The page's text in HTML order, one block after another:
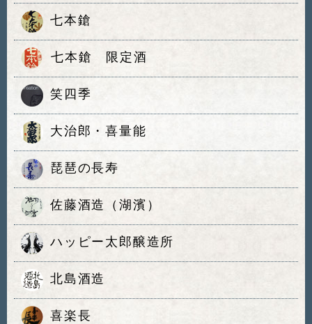
七本鎗
七本鎗 限定酒
笑四季
大治郎・喜量能
琵琶の長寿
佐藤酒造（湖濱）
ハッピー太郎醸造所
北島酒造
喜楽長